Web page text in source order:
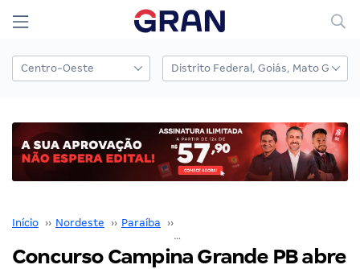
Início ›› Nordeste ›› Paraíba ››
Concurso Campina Grande PB abre